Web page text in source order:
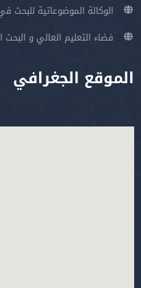
الوكالة الموضوعاتية للبحث
فضاء التعليم العالي و البحث
الموقع الجغرافي